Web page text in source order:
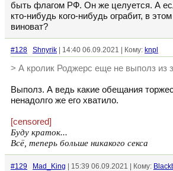
быть флагом РФ. Он же целуется. А
кто-нибудь кого-нибудь ограбит, в
виноват?
#128 Shnyrik | 14:40 06.09.2021 | Кому: knpl
> А кролик Роджерс еще не выполз из
Выполз. А ведь какие обещания
ненадолго же его хватило.
[censored]
Буду краток...
Всё, теперь больше никакого секса
#129 Mad_King | 15:39 06.09.2021 | Кому: